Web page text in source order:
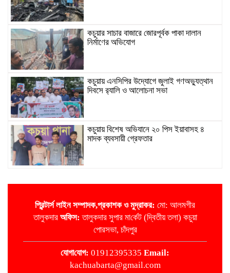
কচুয়ার সাচার বাজারে জোরপূর্বক পাকা দালান
নির্মাণের অভিযোগ
কচুয়ায় এনসিপির উদ্যোগে জুলাই গণঅভ্যুত্থান
দিবসে র‌্যালি ও আলোচনা সভা
কচুয়ায় বিশেষ অভিযানে ২০ পিস ইয়াবাসহ ৪
মাদক ব্যবসায়ী গ্রেফতার
জাতীয়তাবাদী রিকশা-ভ্যান অটো চালক দল কচুয়া
পৌর কমিটির পরিচিতি সভা
প্রিন্টার্স লাইন সম্পাদক,প্রকাশক ও মুদ্রাকর: মো: আলমগীর
তালুকদার অ‌ফিস:তালুকদার সুপার মা‌র্কেট (দ্বিতীয় তলা) কচুয়া
পোরসভা, চাঁদপুর
‌যোগা‌যোগ: 01912395335 Email:
kachuabarta@gmail.com